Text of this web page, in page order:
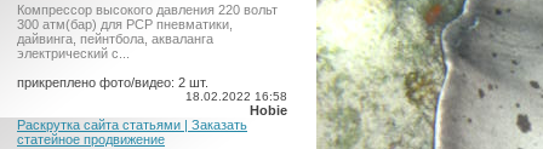
Компрессор высокого давления 220 вольт
300 атм(бар) для PCP пневматики,
дайвинга, пейнтбола, акваланга
электрический c...
прикреплено фото/видео: 2 шт.
18.02.2022 16:58
Hobie
Раскрутка сайта статьями | Заказать
статейное продвижение